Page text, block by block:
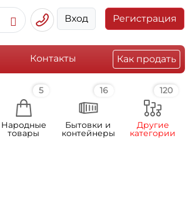
Вход Регистрация
Контакты Как продать
5
Народные
товары
16
Бытовки и
контейнеры
120
Другие
категории